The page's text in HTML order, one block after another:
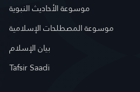
موسوعة الأحاديث النبوية
موسوعة المصطلحات الإسلامية
بيان الإسلام
Tafsir Saadi